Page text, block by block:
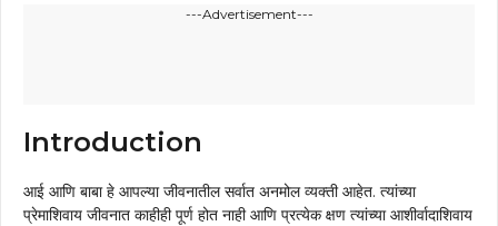
---Advertisement---
Introduction
आई आणि बाबा हे आपल्या जीवनातील सर्वात अनमोल व्यक्ती आहेत. त्यांच्या
प्रेमाशिवाय जीवनात काहीही पूर्ण होत नाही आणि प्रत्येक क्षण त्यांच्या आशीर्वादाशिवाय